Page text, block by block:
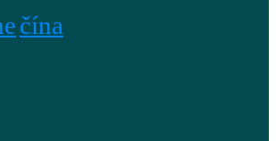
čína